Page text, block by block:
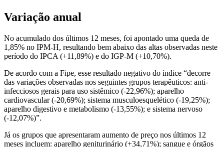
Variação anual
No acumulado dos últimos 12 meses, foi apontado uma queda de
1,85% no IPM-H, resultando bem abaixo das altas observadas neste
período do IPCA (+11,89%) e do IGP-M (+10,70%).
De acordo com a Fipe, esse resultado negativo do índice “decorre
das variações observadas nos seguintes grupos terapêuticos: anti-
infecciosos gerais para uso sistêmico (-22,96%); aparelho
cardiovascular (-20,69%); sistema musculoesquelético (-19,25%);
aparelho digestivo e metabolismo (-13,55%); e sistema nervoso
(-12,07%)”.
Já os grupos que apresentaram aumento de preço nos últimos 12
meses incluem: aparelho geniturinário (+34,71%); sangue e órgãos